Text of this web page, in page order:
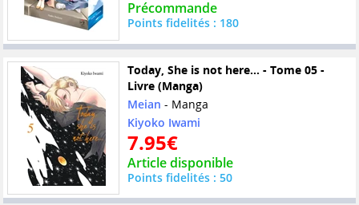
Précommande
Points fidelités : 180
Today, She is not here... - Tome 05 -
Livre (Manga)
Meian - Manga
Kiyoko Iwami
7.95€
Article disponible
Points fidelités : 50